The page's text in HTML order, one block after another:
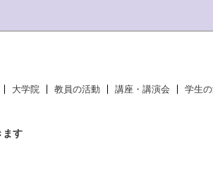
大学院 教員の活動 講座・講演会 学生
ます